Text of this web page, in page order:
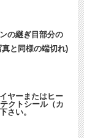
の継ぎ目部分の
真と同様の端切れ)
ヤーまたはヒー
クトシール（カ
さい。